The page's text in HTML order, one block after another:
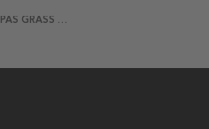
DRY PAMPAS GRASS JULISTE